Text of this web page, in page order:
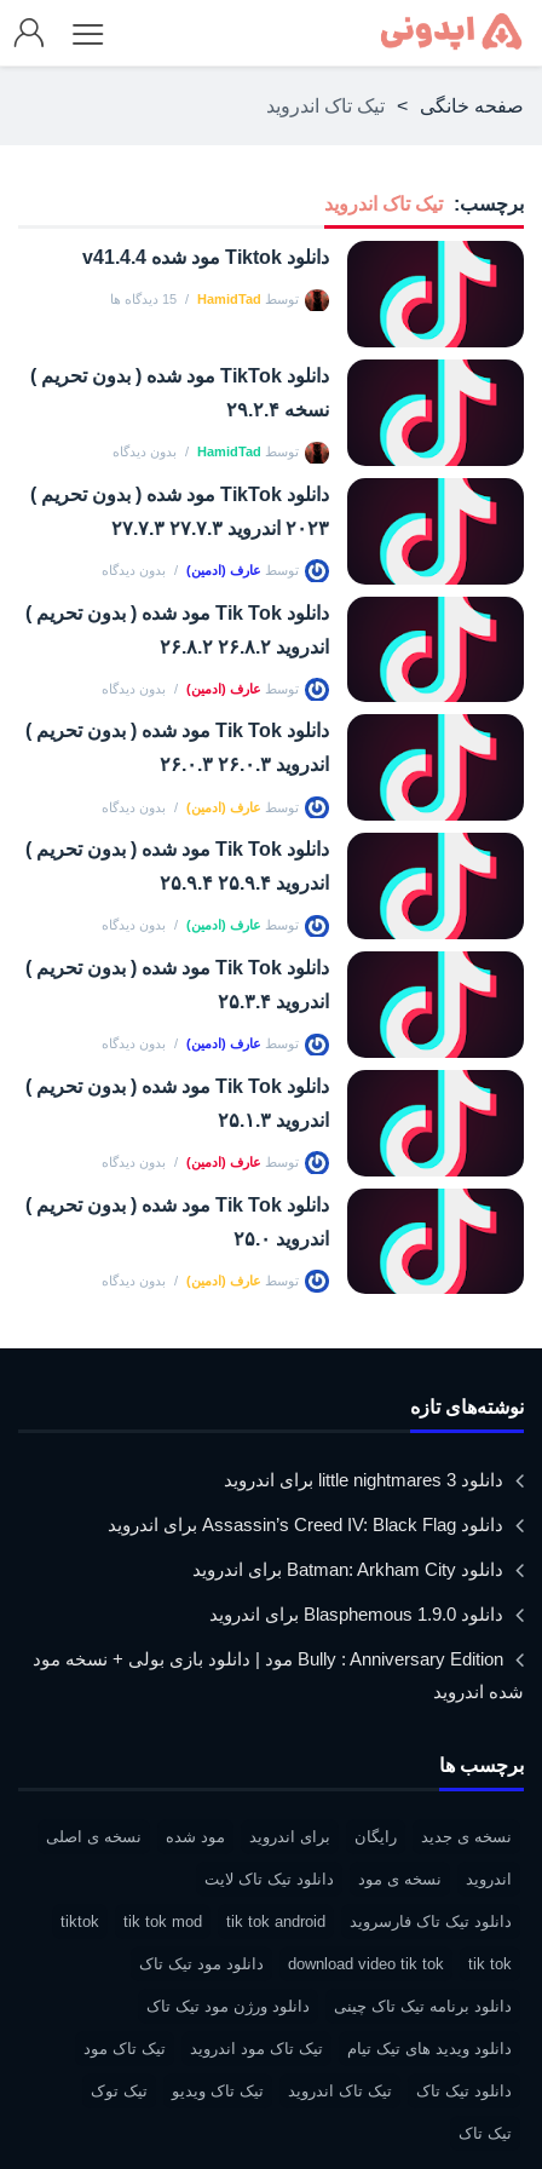
صفحه خانگی > تیک تاک اندروید
برچسب: تیک تاک اندروید
دانلود Tiktok مود شده v41.4.4
توسط HamidTad 15 دیدگاه ها
دانلود TikTok مود شده ( بدون تحریم )
نسخه ۲۹.۲.۴
توسط HamidTad بدون دیدگاه
دانلود TikTok مود شده ( بدون تحریم )
۲۰۲۳ اندروید ۲۷.۷.۳ ۲۷.۷.۳
توسط عارف (ادمین) بدون دیدگاه
دانلود Tik Tok مود شده ( بدون تحریم )
اندروید ۲۶.۸.۲ ۲۶.۸.۲
توسط عارف (ادمین) بدون دیدگاه
دانلود Tik Tok مود شده ( بدون تحریم )
اندروید ۲۶.۰.۳ ۲۶.۰.۳
توسط عارف (ادمین) بدون دیدگاه
دانلود Tik Tok مود شده ( بدون تحریم )
اندروید ۲۵.۹.۴ ۲۵.۹.۴
توسط عارف (ادمین) بدون دیدگاه
دانلود Tik Tok مود شده ( بدون تحریم )
اندروید ۲۵.۳.۴
توسط عارف (ادمین) بدون دیدگاه
دانلود Tik Tok مود شده ( بدون تحریم )
اندروید ۲۵.۱.۳
توسط عارف (ادمین) بدون دیدگاه
دانلود Tik Tok مود شده ( بدون تحریم )
اندروید ۲۵.۰
توسط عارف (ادمین) بدون دیدگاه
نوشته‌های تازه
دانلود little nightmares 3 برای اندروید
دانلود Assassin’s Creed IV: Black Flag برای اندروید
دانلود Batman: Arkham City برای اندروید
دانلود Blasphemous 1.9.0 برای اندروید
Bully : Anniversary Edition مود | دانلود بازی بولی + نسخه مود
شده اندروید
برچسب ها
نسخه ی جدید رایگان برای اندروید مود شده نسخه ی اصلی
اندروید نسخه ی مود دانلود تیک تاک لایت
دانلود تیک تاک فارسروید tik tok android
tik tok mod
tiktok
tik tok
download video tik tok دانلود مود تیک تاک
دانلود برنامه تیک تاک چینی دانلود ورژن مود تیک تاک
دانلود ویدید های تیک تیام تیک تاک مود اندروید تیک تاک مود
دانلود تیک تاک تیک تاک اندروید تیک تاک ویدیو تیک توک
تیک تاک